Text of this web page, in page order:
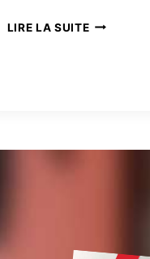
LIRE LA SUITEÉOLIENNES